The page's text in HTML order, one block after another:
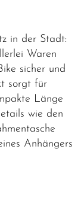
in der Stadt:
Waren
sicher und
sorgt für
Länge
wie den
Anhängers